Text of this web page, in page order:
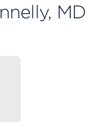
MD